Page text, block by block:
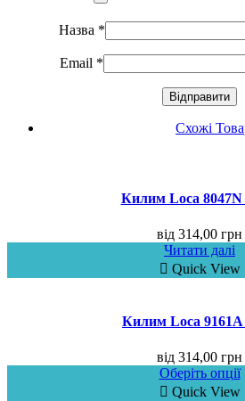
Назва *
Email *
Схожі
Килим Loca 8047N
від 314,00 грн
Читати далі
Quick View
Килим Loca 9161A
від 314,00 грн
Оберіть опції
Quick View